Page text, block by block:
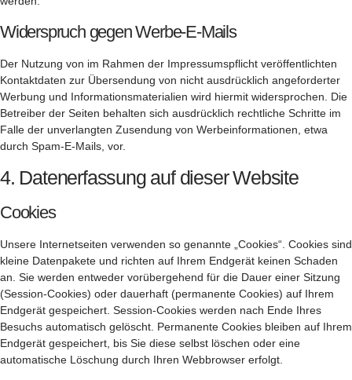
Widerspruch gegen Werbe-E-Mails
Der Nutzung von im Rahmen der Impressumspflicht veröffentlichten
Kontaktdaten zur Übersendung von nicht ausdrücklich angeforderter
Werbung und Informationsmaterialien wird hiermit widersprochen. Die
Betreiber der Seiten behalten sich ausdrücklich rechtliche Schritte im
Falle der unverlangten Zusendung von Werbeinformationen, etwa
durch Spam-E-Mails, vor.
4. Datenerfassung auf dieser Website
Cookies
Unsere Internetseiten verwenden so genannte „Cookies“. Cookies sind
kleine Datenpakete und richten auf Ihrem Endgerät keinen Schaden
an. Sie werden entweder vorübergehend für die Dauer einer Sitzung
(Session-Cookies) oder dauerhaft (permanente Cookies) auf Ihrem
Endgerät gespeichert. Session-Cookies werden nach Ende Ihres
Besuchs automatisch gelöscht. Permanente Cookies bleiben auf Ihrem
Endgerät gespeichert, bis Sie diese selbst löschen oder eine
automatische Löschung durch Ihren Webbrowser erfolgt.